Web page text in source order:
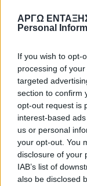
ΑΡΓΩ
Personal
If you wish to opt-
processing of
targeted
section to confirm
opt-out request is
interest-based
us or personal
your opt-out. You
disclosure of your
IAB’s list of
also be disclosed
Διαβάστε στον
Βιολογικά